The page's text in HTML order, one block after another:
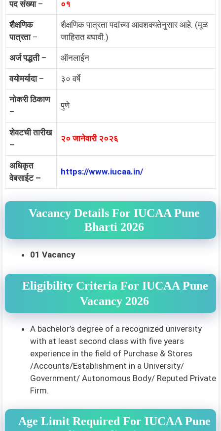
पद संख्या– ०१
शैक्षणिक
पात्रता–
शैक्षणिक पात्रता पदांच्या आवशक्यतेनुसार आहे. (मूळ
जाहिरात बघावी.)
अर्ज पद्धती– ऑनलाईन
वयोमर्यादा– ३० वर्षे
नोकरी ठिकाण
–
पुणे
शेवटची तारीख
–
२० जानेवारी २०२६
अधिकृत
वेबसाईट –
https://www.iucaa.in/
Vacancy Details For IUCAA Pune
Bharti 2026
01 Vacancy
Eligibility Criteria For IUCAA Pune
Vacancy 2026
A bachelor’s degree of a recognized university
with at least second class with five years
experience in the field of Purchase & Stores
/Accounts/Establishment in a University/
Government/ Autonomous Body/ Reputed Private
Firm.
Age Limit Required For IUCAA Pune